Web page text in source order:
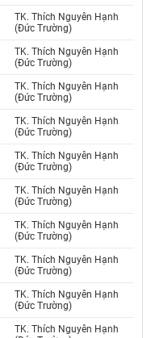
TK. Thích Nguyên Hạnh
(Đức Trường)
TK. Thích Nguyên Hạnh
(Đức Trường)
TK. Thích Nguyên Hạnh
(Đức Trường)
TK. Thích Nguyên Hạnh
(Đức Trường)
TK. Thích Nguyên Hạnh
(Đức Trường)
TK. Thích Nguyên Hạnh
(Đức Trường)
TK. Thích Nguyên Hạnh
(Đức Trường)
TK. Thích Nguyên Hạnh
(Đức Trường)
TK. Thích Nguyên Hạnh
(Đức Trường)
TK. Thích Nguyên Hạnh